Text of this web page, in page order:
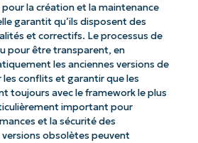
pour la création et la maintenance
garantit qu’ils disposent des
et correctifs. Le processus de
pour être transparent, en
les anciennes versions de
les conflits et garantir que les
toujours avec le framework le plus
important pour
et la sécurité des
obsolètes peuvent